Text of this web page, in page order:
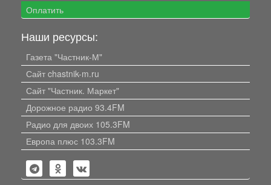
Оплатить
Наши ресурсы:
Газета "Частник-М"
Сайт chastnik-m.ru
Сайт "Частник. Маркет"
Дорожное радио 93.4FM
Радио для двоих 105.3FM
Европа плюс 103.3FM